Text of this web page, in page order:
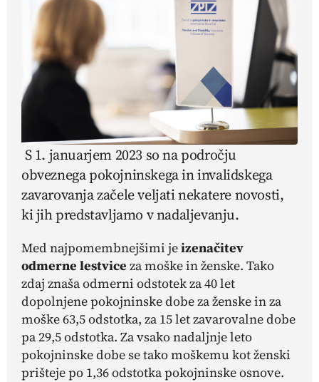
S 1. januarjem 2023 so na področju
obveznega pokojninskega in invalidskega
zavarovanja začele veljati nekatere novosti,
ki jih predstavljamo v nadaljevanju.
Med najpomembnejšimi jeizenačitev
odmerne lestvice za moške in ženske. Tako
zdaj znaša odmerni odstotek za 40 let
dopolnjene pokojninske dobe za ženske in za
moške 63,5 odstotka, za 15 let zavarovalne dobe
pa 29,5 odstotka. Za vsako nadaljnje leto
pokojninske dobe se tako moškemu kot ženski
prišteje po 1,36 odstotka pokojninske osnove.